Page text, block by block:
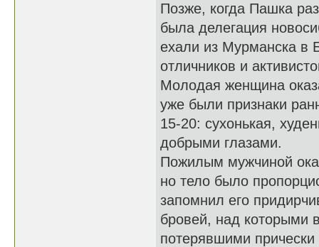
Позже, когда Пашка
была делегация
ехали из Мурманска в
отличников и
Молодая женщина
уже были признаки
15-20: сухонькая,
добрыми глазами.
Пожилым мужчиной
но тело было
запомнил его
бровей, над которыми
потерявшими